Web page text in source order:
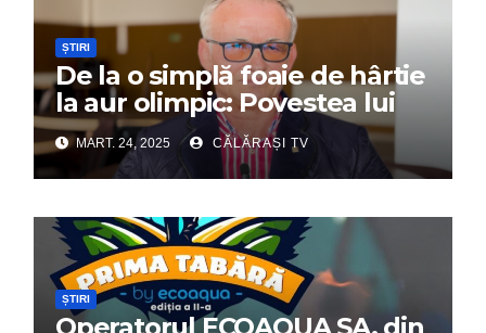
ȘTIRI
De la o simplă foaie de hârtie
la aur olimpic: Povestea lui
Dumitru Chirilă
MART. 24, 2025 CĂLĂRAȘI TV
ȘTIRI